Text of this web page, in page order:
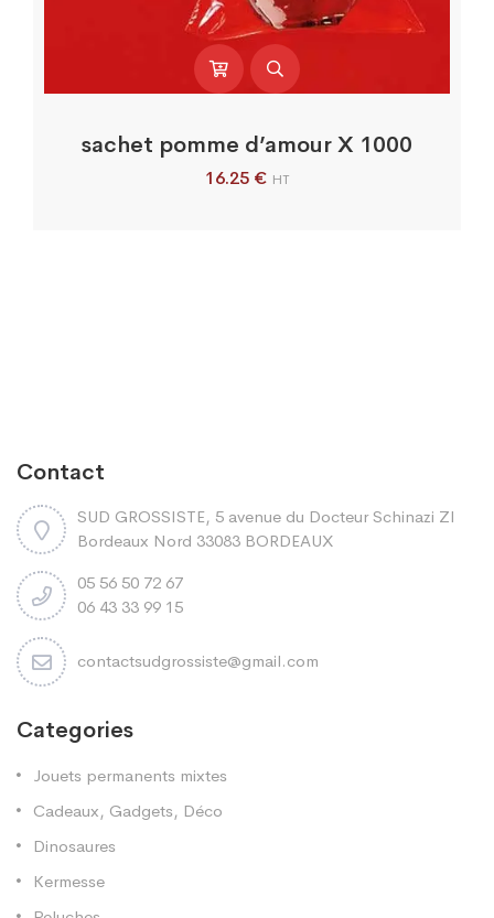
sachet pomme d’amour X 1000
16.25 € HT
Contact
SUD GROSSISTE, 5 avenue du Docteur Schinazi ZI
Bordeaux Nord 33083 BORDEAUX
05 56 50 72 67
06 43 33 99 15
contactsudgrossiste@gmail.com
Categories
Jouets permanents mixtes
Cadeaux, Gadgets, Déco
Dinosaures
Kermesse